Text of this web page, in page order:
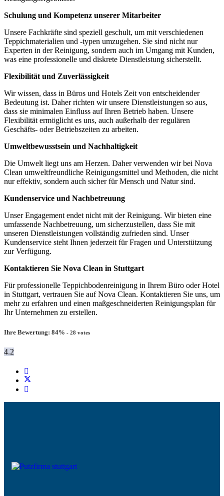
Schulung und Kompetenz unserer Mitarbeiter
Unsere Fachkräfte sind speziell geschult, um mit verschiedenen
Teppichmaterialien und -typen umzugehen. Sie sind nicht nur
Experten in der Reinigung, sondern auch im Umgang mit Kunden,
was eine professionelle und diskrete Dienstleistung sicherstellt.
Flexibilität und Zuverlässigkeit
Wir wissen, dass in Büros und Hotels Zeit von entscheidender
Bedeutung ist. Daher richten wir unsere Dienstleistungen so aus,
dass sie minimalen Einfluss auf Ihren Betrieb haben. Unsere
Flexibilität ermöglicht es uns, auch außerhalb der regulären
Geschäfts- oder Betriebszeiten zu arbeiten.
Umweltbewusstsein und Nachhaltigkeit
Die Umwelt liegt uns am Herzen. Daher verwenden wir bei Nova
Clean umweltfreundliche Reinigungsmittel und Methoden, die nicht
nur effektiv, sondern auch sicher für Mensch und Natur sind.
Kundenservice und Nachbetreuung
Unser Engagement endet nicht mit der Reinigung. Wir bieten eine
umfassende Nachbetreuung, um sicherzustellen, dass Sie mit
unseren Dienstleistungen vollständig zufrieden sind. Unser
Kundenservice steht Ihnen jederzeit für Fragen und Unterstützung
zur Verfügung.
Kontaktieren Sie Nova Clean in Stuttgart
Für professionelle Teppichbodenreinigung in Ihrem Büro oder Hotel
in Stuttgart, vertrauen Sie auf Nova Clean. Kontaktieren Sie uns, um
mehr zu erfahren und einen maßgeschneiderten Reinigungsplan für
Ihr Unternehmen zu erstellen.
Ihre Bewertung: 84% - 28 votes
4.2